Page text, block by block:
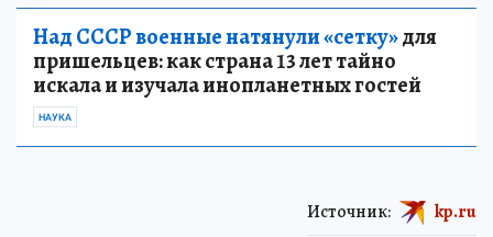
Над СССР военные натянули «сетку»для
пришельцев: как страна 13 лет тайно
искала и изучала инопланетных гостей
НАУКА
Источник: kp.ru